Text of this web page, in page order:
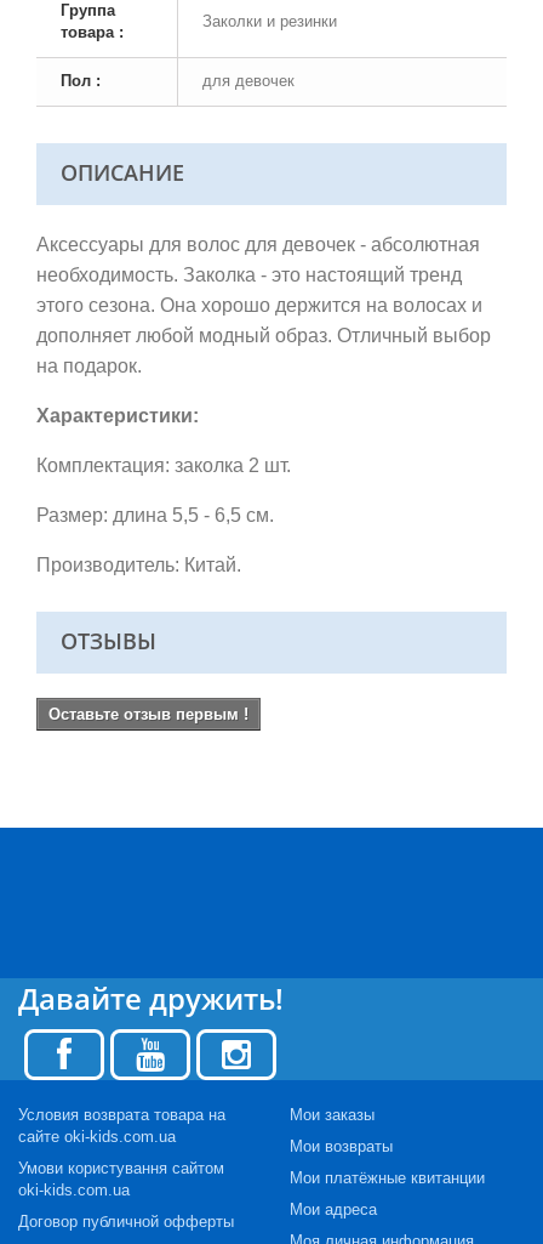
Группа
товара :
Заколки и резинки
Пол : для девочек
ОПИСАНИЕ
Аксессуары для волос для девочек - абсолютная
необходимость. Заколка - это настоящий тренд
этого сезона. Она хорошо держится на волосах и
дополняет любой модный образ. Отличный выбор
на подарок.
Характеристики:
Комплектация: заколка 2 шт.
Размер: длина 5,5 - 6,5 см.
Производитель: Китай.
ОТЗЫВЫ
Оставьте отзыв первым !
Давайте дружить!
Условия возврата товара на
сайте oki-kids.com.ua
Умови користування сайтом
oki-kids.com.ua
Договор публичной офферты
Мои заказы
Мои возвраты
Мои платёжные квитанции
Мои адреса